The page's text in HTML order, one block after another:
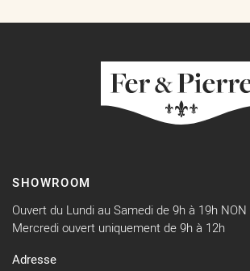
SHOWROOM
Ouvert du Lundi au Samedi de 9h à 19h
Mercredi ouvert uniquement de 9h à 12h
Adresse